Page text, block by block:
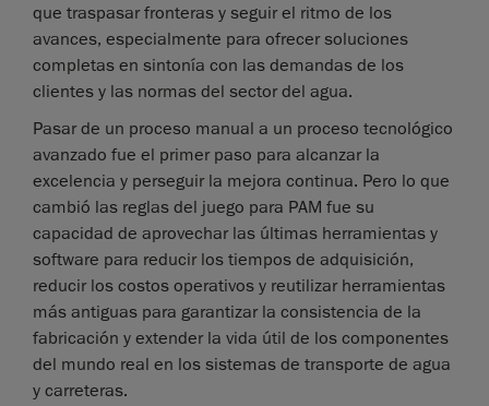
que traspasar fronteras y seguir el ritmo de los
avances, especialmente para ofrecer soluciones
completas en sintonía con las demandas de los
clientes y las normas del sector del agua.
Pasar de un proceso manual a un proceso tecnológico
avanzado fue el primer paso para alcanzar la
excelencia y perseguir la mejora continua. Pero lo que
cambió las reglas del juego para PAM fue su
capacidad de aprovechar las últimas herramientas y
software para reducir los tiempos de adquisición,
reducir los costos operativos y reutilizar herramientas
más antiguas para garantizar la consistencia de la
fabricación y extender la vida útil de los componentes
del mundo real en los sistemas de transporte de agua
y carreteras.